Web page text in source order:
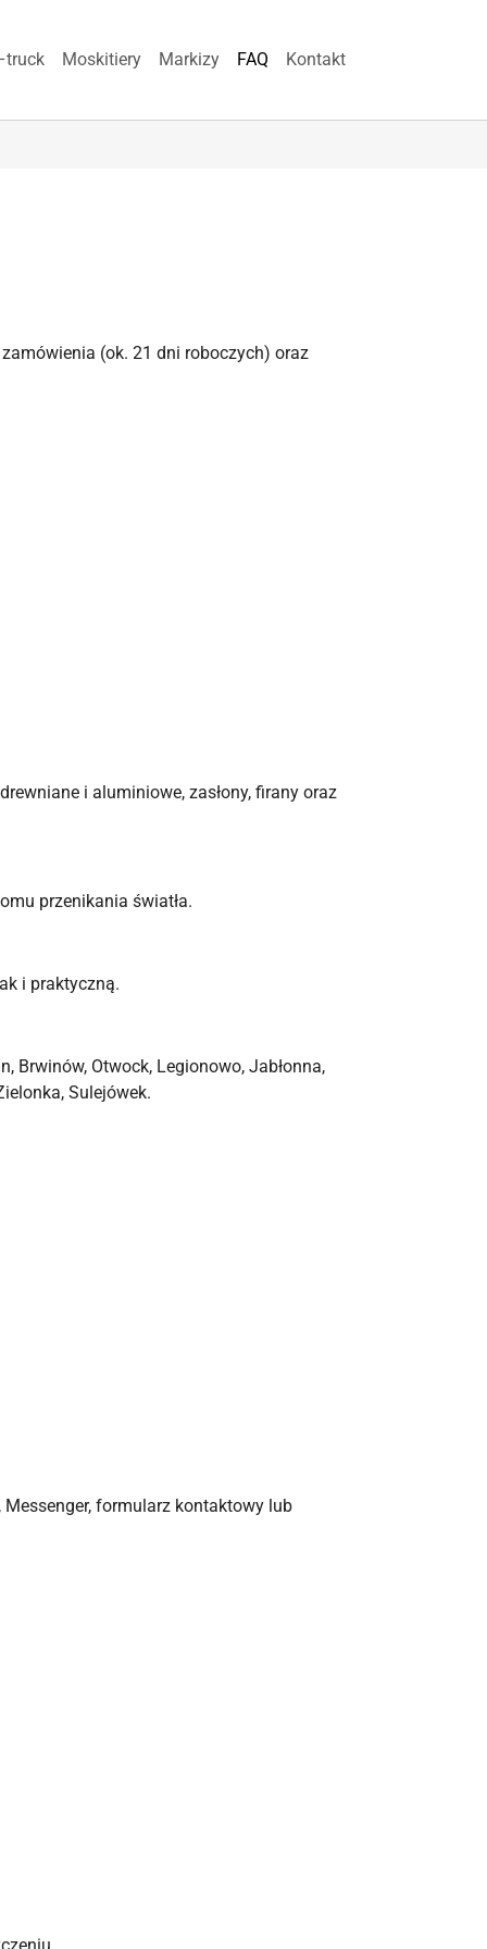
Moskitiery Markizy FAQ (current)
Kontakt
(ok. 21 dni roboczych) oraz
i aluminiowe, zasłony, firany oraz
przenikania światła.
i praktyczną.
Brwinów, Otwock, Legionowo, Jabłonna,
Sulejówek.
Messenger, formularz kontaktowy lub